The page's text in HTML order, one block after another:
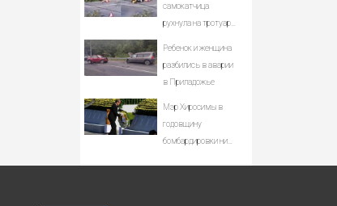
самокатчица
рухнула на тротуар
Ребенок и женщина
разбились в аварии
в Приладожье
Мэр Хиросимы в
годовщину
бомбардировки ни